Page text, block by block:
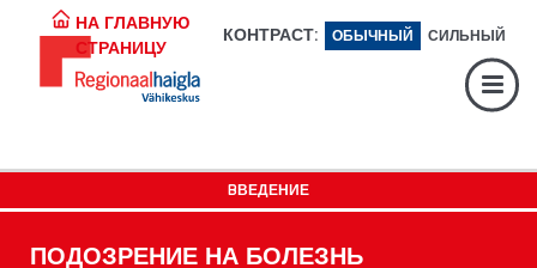
НА ГЛАВНУЮ
СТРАНИЦУ
КОНТРАСТ: ОБЫЧНЫЙ СИЛЬНЫЙ
Экстренная помощь:
BВЕДЕНИЕ
ПОДОЗРЕНИЕ НА БОЛЕЗНЬ